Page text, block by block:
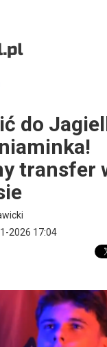
do
transfer
2026 17:04